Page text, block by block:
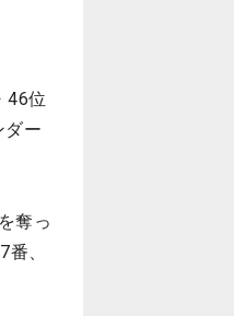
46位
ダー
奪っ
、